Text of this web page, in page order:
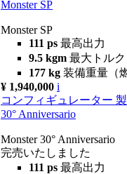
Monster SP
Monster SP
111 ps 最高出力
9.5 kgm 最大トルク
177 kg 装備重量（
¥ 1,940,000 i
コンフィギュレーター
30° Anniversario
Monster 30° Anniversario
完売いたしました
111 ps 最高出力